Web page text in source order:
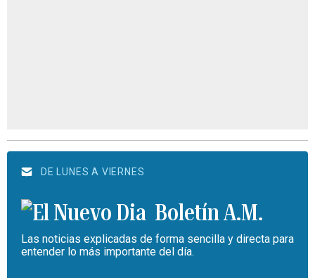
DE LUNES A VIERNES
Boletín A.M.
Las noticias explicadas de forma sencilla y directa para
entender lo más importante del día.